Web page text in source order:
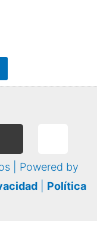
| Powered by
| Política